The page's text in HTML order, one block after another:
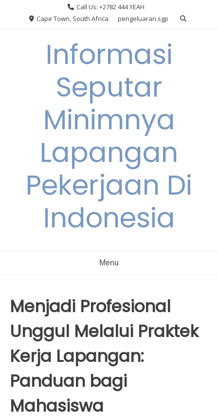
Call Us: +2782 444 YEAH
Cape Town, South Africa
pengeluaran sgp
Informasi
Seputar
Minimnya
Lapangan
Pekerjaan Di
Indonesia
Menu
Menjadi Profesional
Unggul Melalui Praktek
Kerja Lapangan:
Panduan bagi
Mahasiswa